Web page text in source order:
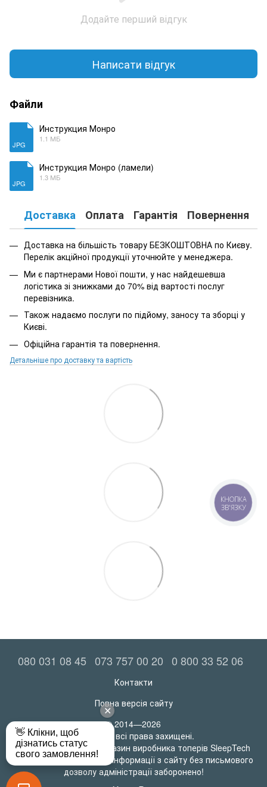
Додайте перший відгук
Написати відгук
Файли
JPG
Инструкция Монро
1.1 МБ
JPG
Инструкция Монро (ламели)
1.3 МБ
Доставка Оплата Гарантія Повернення
Доставка на більшість товару БЕЗКОШТОВНА по Києву.
Перелік акційної продукції уточнюйте у менеджера.
Ми є партнерами Нової пошти, у нас найдешевша
логістика зі знижками до 70% від вартості послуг
перевізника.
Також надаємо послуги по підйому, заносу та зборці у
Києві.
Офіційна гарантія та повернення.
Детальніше про доставку та вартість
080 031 08 45 073 757 00 20 0 800 33 52 06
Контакти
Повна версія сайту
© 2014—2026
MatrasRoll всі права захищені.
Офіційний інтернет-магазин виробника топерів SleepTech
Будь-яке використання інформації з сайту без письмового
дозволу адміністрації заборонено!
КНОПКА
ЗВ'ЯЗКУ